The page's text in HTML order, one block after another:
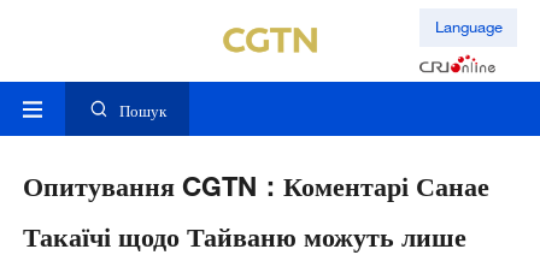
Language
Пошук
Опитування CGTN：Коментарі Санае
Такаїчі щодо Тайваню можуть лише